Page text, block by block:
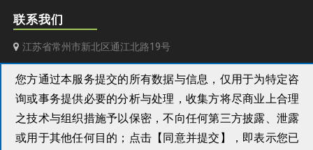
联系我们
江苏省常州市新北区通江北路19号
+86 (0) 519 851 50 205
aksa@aksapowergen.com
您方通过本服务提交的所有数据与信息，仅用于为特定咨
询或事务提供必要的分析与处理，收集方将尽商业上合理
之技术与组织措施予以保密，不向任何第三方披露、泄露
或用于其他任何目的；点击【同意并提交】，即表示您已